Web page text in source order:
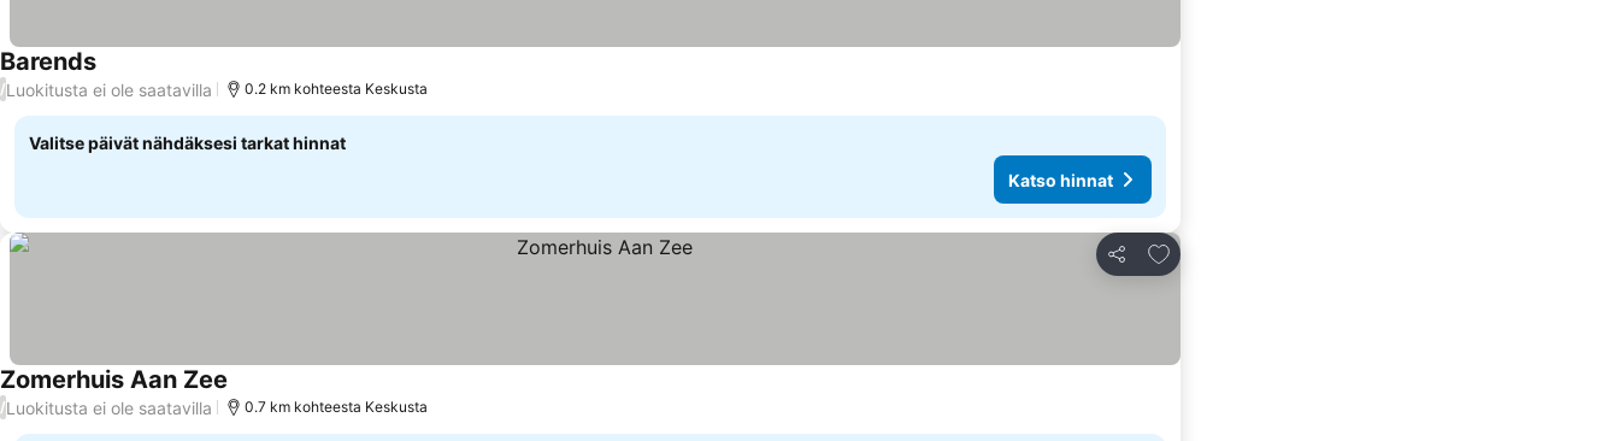
Barends
/Luokitusta ei ole saatavilla 0.2 km kohteesta Keskusta
Valitse päivät nähdäksesi tarkat hinnat
Katso hinnat
Jaa
Lisää suosikkeihin
Zomerhuis Aan Zee
/Luokitusta ei ole saatavilla 0.7 km kohteesta Keskusta